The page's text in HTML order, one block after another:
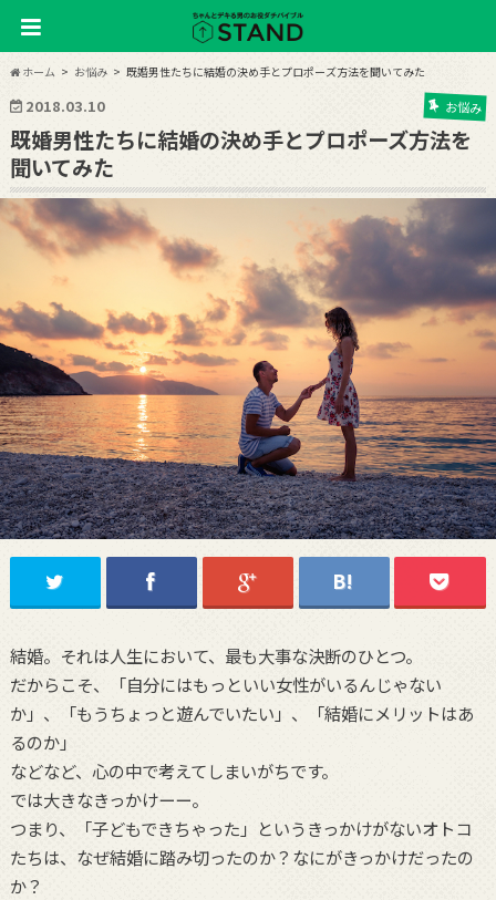
ホーム お悩み 既婚男性たちに結婚の決め手とプロポーズ方法を聞いてみた
2018.03.10 お悩み
既婚男性たちに結婚の決め手とプロポーズ方法を
聞いてみた
結婚。それは人生において、最も大事な決断のひとつ。
だからこそ、「自分にはもっといい女性がいるんじゃない
か」、「もうちょっと遊んでいたい」、「結婚にメリットはあ
るのか」
などなど、心の中で考えてしまいがちです。
では大きなきっかけーー。
つまり、「子どもできちゃった」というきっかけがないオトコ
たちは、なぜ結婚に踏み切ったのか？なにがきっかけだったの
か？